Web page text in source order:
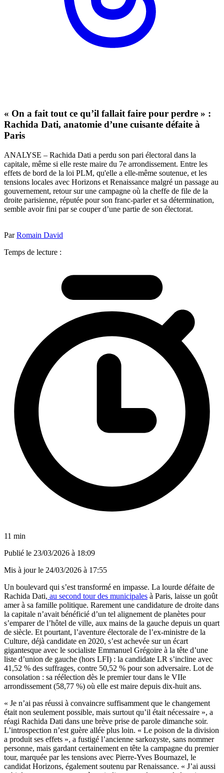
« On a fait tout ce qu’il fallait faire pour perdre » :
Rachida Dati, anatomie d’une cuisante défaite à
Paris
ANALYSE – Rachida Dati a perdu son pari électoral dans la
capitale, même si elle reste maire du 7e arrondissement. Entre les
effets de bord de la loi PLM, qu'elle a elle-même soutenue, et les
tensions locales avec Horizons et Renaissance malgré un passage au
gouvernement, retour sur une campagne où la cheffe de file de la
droite parisienne, réputée pour son franc-parler et sa détermination,
semble avoir fini par se couper d’une partie de son électorat.
ParRomain David
Temps de lecture :
11 min
Publié le 23/03/2026 à 18:09
Mis à jour le 24/03/2026 à 17:55
Un boulevard qui s’est transformé en impasse. La lourde défaite de
Rachida Dati, au second tour des municipales à Paris, laisse un goût
amer à sa famille politique. Rarement une candidature de droite dans
la capitale n’avait bénéficié d’un tel alignement de planètes pour
s’emparer de l’hôtel de ville, aux mains de la gauche depuis un quart
de siècle. Et pourtant, l’aventure électorale de l’ex-ministre de la
Culture, déjà candidate en 2020, s’est achevée sur un écart
gigantesque avec le socialiste Emmanuel Grégoire à la tête d’une
liste d’union de gauche (hors LFI) : la candidate LR s’incline avec
41,52 % des suffrages, contre 50,52 % pour son adversaire. Lot de
consolation : sa réélection dès le premier tour dans le VIIe
arrondissement (58,77 %) où elle est maire depuis dix-huit ans.
« Je n’ai pas réussi à convaincre suffisamment que le changement
était non seulement possible, mais surtout qu’il était nécessaire », a
réagi Rachida Dati dans une brève prise de parole dimanche soir.
L’introspection n’est guère allée plus loin. « Le poison de la division
a produit ses effets », a fustigé l’ancienne sarkozyste, sans nommer
personne, mais gardant certainement en tête la campagne du premier
tour, marquée par les tensions avec Pierre-Yves Bournazel, le
candidat Horizons, également soutenu par Renaissance. « J’ai aussi